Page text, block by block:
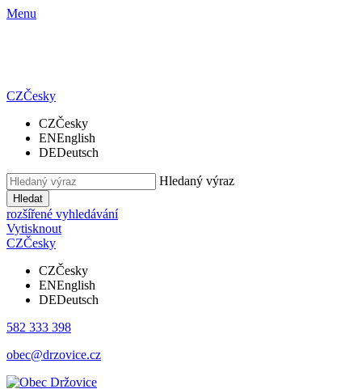
Menu
CZČesky
CZČesky
ENEnglish
DEDeutsch
Hledaný výraz
Hledat
rozšířené vyhledávání
Vytisknout
CZČesky
CZČesky
ENEnglish
DEDeutsch
582 333 398
obec@drzovice.cz